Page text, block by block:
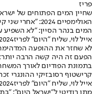
פריז
האולימפיים
המים בנהר הסיין: "לא השפיע
אייל לוי, שליח "היום" לפריז
לא שחזר את ההופעה המדהימה מטוקיו: מקום
הפעם זה היה קשה הרבה
קרישטוף רסובזיקי ההונגרי
אייל לוי, שליח "היום" לפריז